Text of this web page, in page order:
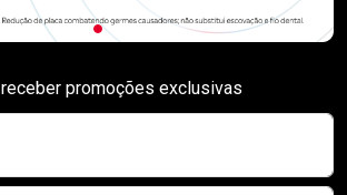
promoções exclusivas